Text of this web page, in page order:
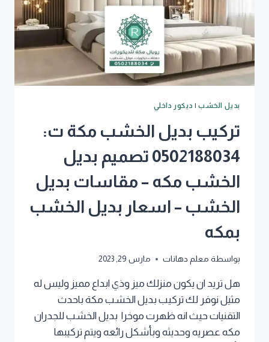
بديل الخشب| ديكور داخلي
تركيب بديل الخشب مكة ت:
0502188034 تصميم بديل
الخشب مكه – مقاسات بديل
الخشب – اسعار بديل الخشب
بمكه
بواسطة معلم دهانات مارس 29, 2023
هل تريد ان يكون منزلك ميز وذي ابداع مميز وليس له
مثيل نوفر لك تركيب بديل الخشب مكة باحدث
التقنيات حيث انه ظهرت موخرا بديل الخشب للجدران
مكه عصريه وحديثه وبأشكل رائعه ويتم تركيبها